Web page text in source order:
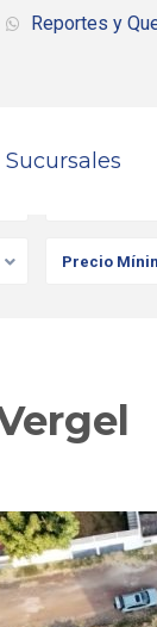
Reportes y
Sucursales